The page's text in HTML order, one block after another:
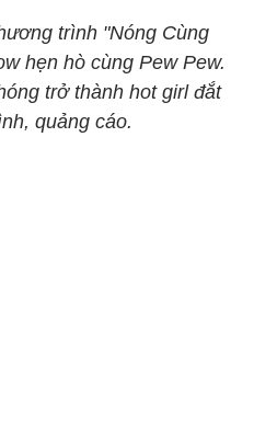
trình "Nóng Cùng
hẹn hò cùng Pew Pew.
trở thành hot girl đắt
quảng cáo.